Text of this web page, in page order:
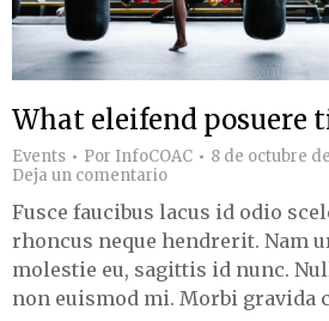
What eleifend posuere
Events Por InfoCOAC
8 de octubre
Deja un comentario
Fusce faucibus lacus id odio
rhoncus neque hendrerit. Nam
molestie eu, sagittis id nunc.
non euismod mi. Morbi gravida